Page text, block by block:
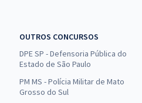
OUTROS CONCURSOS
DPE SP - Defensoria Pública do
Estado de São Paulo
PM MS - Polícia Militar de Mato
Grosso do Sul